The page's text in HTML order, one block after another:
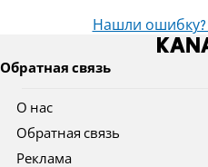
Нашли
Обратная связь
О нас
Обратная связь
Реклама